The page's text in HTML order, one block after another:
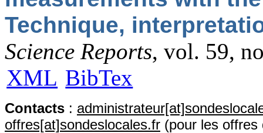
Technique,
Science Reports, vol. 59,
XML BibTex
Contacts :
offres[at]sondeslocales.fr (pour les offres